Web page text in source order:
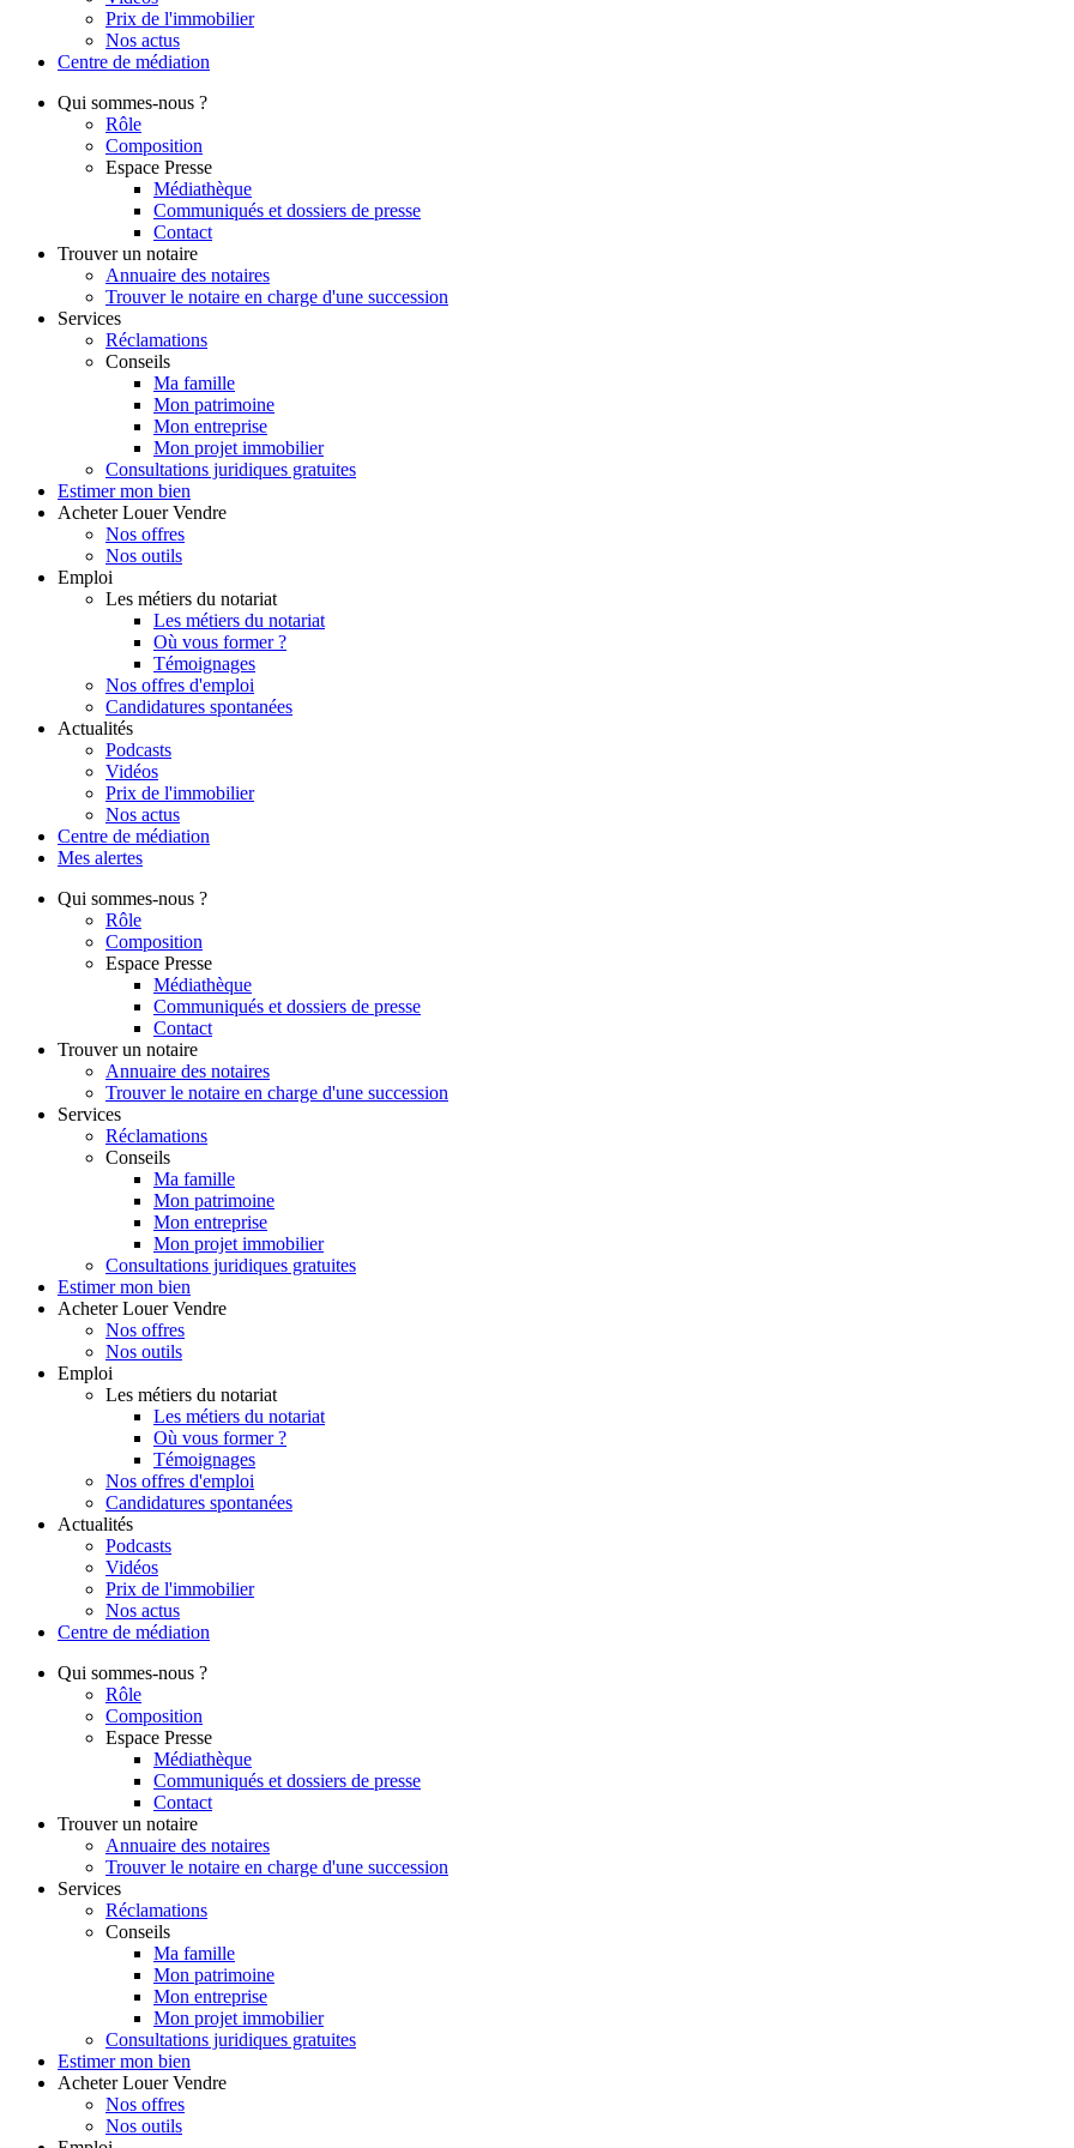
Prix de l'immobilier
Nos actus
Centre de médiation
Qui sommes-nous ?
Rôle
Composition
Espace Presse
Médiathèque
Communiqués et dossiers de presse
Contact
Trouver un notaire
Annuaire des notaires
Trouver le notaire en charge d'une succession
Services
Réclamations
Conseils
Ma famille
Mon patrimoine
Mon entreprise
Mon projet immobilier
Consultations juridiques gratuites
Estimer mon bien
Acheter Louer Vendre
Nos offres
Nos outils
Emploi
Les métiers du notariat
Les métiers du notariat
Où vous former ?
Témoignages
Nos offres d'emploi
Candidatures spontanées
Actualités
Podcasts
Vidéos
Prix de l'immobilier
Nos actus
Centre de médiation
Mes alertes
Qui sommes-nous ?
Rôle
Composition
Espace Presse
Médiathèque
Communiqués et dossiers de presse
Contact
Trouver un notaire
Annuaire des notaires
Trouver le notaire en charge d'une succession
Services
Réclamations
Conseils
Ma famille
Mon patrimoine
Mon entreprise
Mon projet immobilier
Consultations juridiques gratuites
Estimer mon bien
Acheter Louer Vendre
Nos offres
Nos outils
Emploi
Les métiers du notariat
Les métiers du notariat
Où vous former ?
Témoignages
Nos offres d'emploi
Candidatures spontanées
Actualités
Podcasts
Vidéos
Prix de l'immobilier
Nos actus
Centre de médiation
Qui sommes-nous ?
Rôle
Composition
Espace Presse
Médiathèque
Communiqués et dossiers de presse
Contact
Trouver un notaire
Annuaire des notaires
Trouver le notaire en charge d'une succession
Services
Réclamations
Conseils
Ma famille
Mon patrimoine
Mon entreprise
Mon projet immobilier
Consultations juridiques gratuites
Estimer mon bien
Acheter Louer Vendre
Nos offres
Nos outils